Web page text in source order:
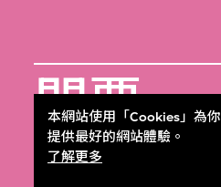
本網站使用「Cookies」為你
提供最好的網站體驗。
了解更多
門票 Get Tickets